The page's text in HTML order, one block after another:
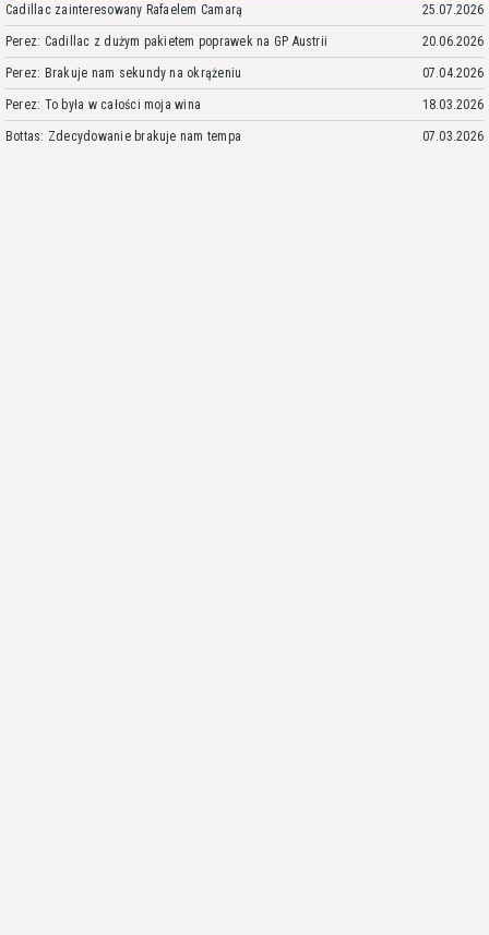
Cadillac zainteresowany Rafaelem Camarą 25.07.2026
Perez: Cadillac z dużym pakietem poprawek na GP Austrii 20.06.2026
Perez: Brakuje nam sekundy na okrążeniu 07.04.2026
Perez: To była w całości moja wina 18.03.2026
Bottas: Zdecydowanie brakuje nam tempa 07.03.2026